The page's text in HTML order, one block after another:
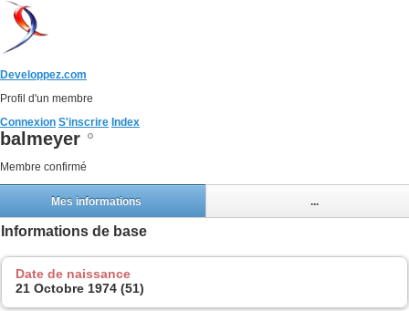
Developpez.com
Profil d'un membre
Connexion S'inscrire Index
balmeyer
Membre confirmé
Mes informations ...
Informations de base
Date de naissance
21 Octobre 1974 (51)